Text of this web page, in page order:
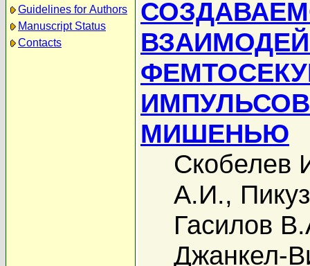
Guidelines for Authors
Manuscript Status
Contacts
МИШЕНЬЮ
Скобелев
А.И.,
Гасилов
Джанкел-